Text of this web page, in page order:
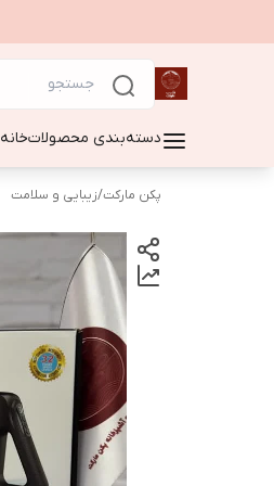
دسته‌بندی محصولاتخانه
پکن مارکت/زیبایی و سلامت